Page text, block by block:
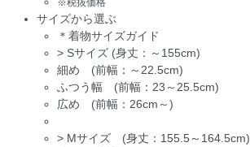
サイズから選ぶ
＊着物サイズガイド
> Sサイズ (身丈：～155cm)
細め (前幅：～22.5cm)
ふつう幅 (前幅：23～25.5cm)
広め (前幅：26cm～)
> Mサイズ (身丈：155.5～164.5cm)